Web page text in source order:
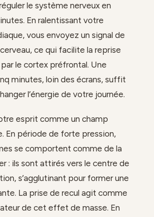
le système nerveux en
En ralentissant votre
vous envoyez un signal de
ce qui facilite la reprise
le cortex préfrontal. Une
minutes, loin des écrans, suffit
l’énergie de votre journée.
esprit comme un champ
En période de forte pression,
se comportent comme de la
: ils sont attirés vers le centre de
s’agglutinant pour former une
La prise de recul agit comme
de cet effet de masse. En